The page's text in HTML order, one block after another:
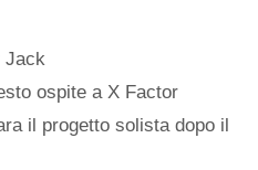
Jack
ospite a X Factor
il progetto solista dopo il